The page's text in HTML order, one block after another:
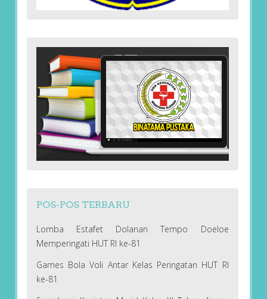
POS-POS TERBARU
Lomba Estafet Dolanan Tempo Doeloe
Memperingati HUT RI ke-81
Games Bola Voli Antar Kelas Peringatan HUT RI
ke-81